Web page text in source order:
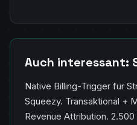
Auch interessant:
Native Billing-Trigger für
Squeezy. Transaktional +
Revenue Attribution.